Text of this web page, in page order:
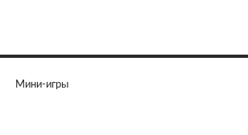
Мини-игры